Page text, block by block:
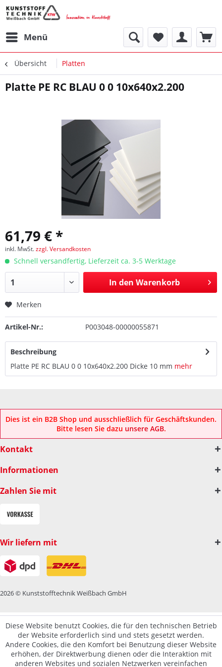
Menü
Übersicht Platten
Platte PE RC BLAU 0 0 10x640x2.200
61,79 € *
inkl. MwSt.zzgl. Versandkosten
Schnell versandfertig, Lieferzeit ca. 3-5 Werktage
In den Warenkorb
Merken
Artikel-Nr.: P003048-00000055871
Beschreibung
Platte PE RC BLAU 0 0 10x640x2.200 Dicke 10 mm mehr
Dies ist ein B2B Shop und ausschließlich für Geschäftskunden.
Bitte lesen Sie dazu unsere AGB.
Kontakt
Informationen
Zahlen Sie mit
Wir liefern mit
2026 © Kunststofftechnik Weißbach GmbH
Diese Website benutzt Cookies, die für den technischen Betrieb
der Website erforderlich sind und stets gesetzt werden.
Andere Cookies, die den Komfort bei Benutzung dieser Website
erhöhen, der Direktwerbung dienen oder die Interaktion mit
anderen Websites und sozialen Netzwerken vereinfachen